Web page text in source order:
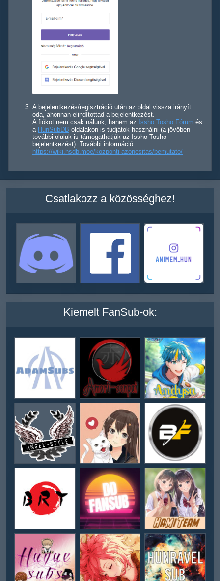
A bejelentkezés/regisztráció után az oldal vissza irányít
oda, ahonnan elindítottad a bejelentkezést.
A fiókot nem csak nálunk, hanem az Issho Tosho Fórum és
a HunSubDB oldalakon is tudjátok használni (a jövőben
további olalak is támogathatják az Issho Tosho
bejelentkezést). További információ:
https://wiki.hsdb.moe/kozponti-azonositas/bemutato/
Csatlakozz a közösséghez!
Kiemelt FanSub-ok: